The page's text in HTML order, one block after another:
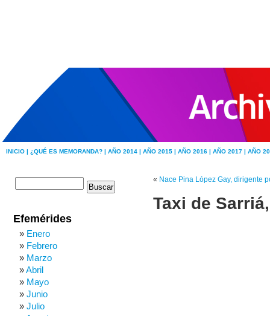
INICIO | ¿QUÉ ES MEMORANDA? | AÑO 2014 | AÑO 2015 | AÑO 2016 | AÑO 2017 | AÑO
« Nace Pina López Gay, dirigente
Taxi de
Efemérides
Enero
Febrero
Marzo
Abril
Mayo
Junio
Julio